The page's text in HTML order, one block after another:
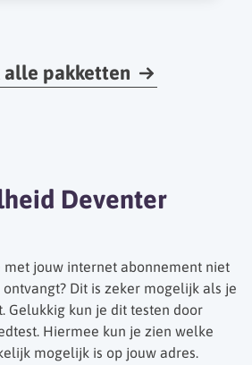
alle pakketten
Deventer
met jouw internet abonnement niet
Dit is zeker mogelijk als je
Gelukkig kun je dit testen door
Hiermee kun je zien welke
mogelijk is op jouw adres.